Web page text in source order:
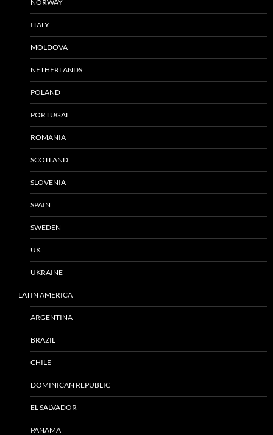
NORWAY
ITALY
MOLDOVA
NETHERLANDS
POLAND
PORTUGAL
ROMANIA
SCOTLAND
SLOVENIA
SPAIN
SWEDEN
UK
UKRAINE
LATIN AMERICA
ARGENTINA
BRAZIL
CHILE
DOMINICAN REPUBLIC
EL SALVADOR
PANAMA